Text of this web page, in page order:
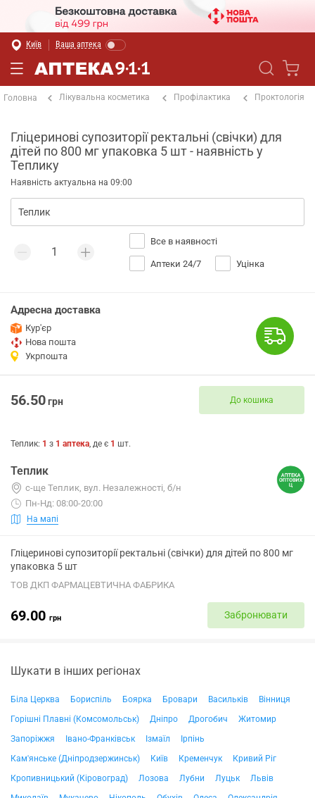
Київ Ваша аптека
Головна Лікувальна косметика Профілактика Проктологія
Гліцеринові супозиторії ректальні (свічки) для
дітей по 800 мг упаковка 5 шт - наявність у
Теплику
Наявність актуальна на 09:00
Все в наявності
Аптеки 24/7 Уцінка
Адресна доставка
Кур'єр
Нова пошта
Укрпошта
56.50грн До кошика
Теплик: 1 з 1 аптека, де є 1 шт.
Теплик
с-ще Теплик, вул. Незалежності, б/н
Пн-Нд: 08:00-20:00
На мапі
Гліцеринові супозиторії ректальні (свічки) для дітей по 800 мг
упаковка 5 шт
ТОВ ДКП ФАРМАЦЕВТИЧНА ФАБРИКА
69.00 грн Забронювати
Шукати в інших регіонах
Біла Церква Бориспіль Боярка Бровари Васильків
Вінниця
Горішні Плавні (Комсомольськ)
Дніпро Дрогобич
Житомир
Запоріжжя
Івано-Франківськ Ізмаїл
Ірпінь
Кам'янське (Дніпродзержинськ)
Київ Кременчук
Кривий Ріг
Кропивницький (Кіровоград)
Лозова Лубни Луцьк
Львів